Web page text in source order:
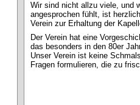
Wir sind nicht allzu viele, und
angesprochen fühlt, ist
Verein zur Erhaltung der
Der Verein hat eine
das besonders in den 80er
Unser Verein ist keine
Fragen formulieren, die zu